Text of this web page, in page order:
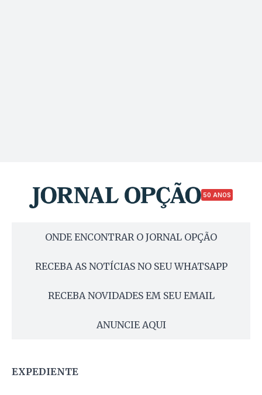
50 ANOS
ONDE ENCONTRAR O JORNAL OPÇÃO
RECEBA AS NOTÍCIAS NO SEU WHATSAPP
RECEBA NOVIDADES EM SEU EMAIL
ANUNCIE AQUI
EXPEDIENTE